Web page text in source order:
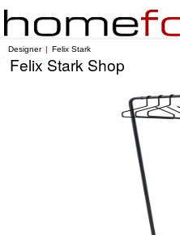
Designer Felix Stark
Felix Stark Shop